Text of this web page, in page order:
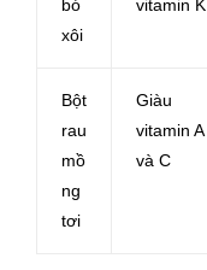
bó
xôi
vitamin K
Bột
rau
mồ
ng
tơi
Giàu
vitamin A
và C